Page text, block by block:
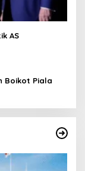
AS
Boikot Piala